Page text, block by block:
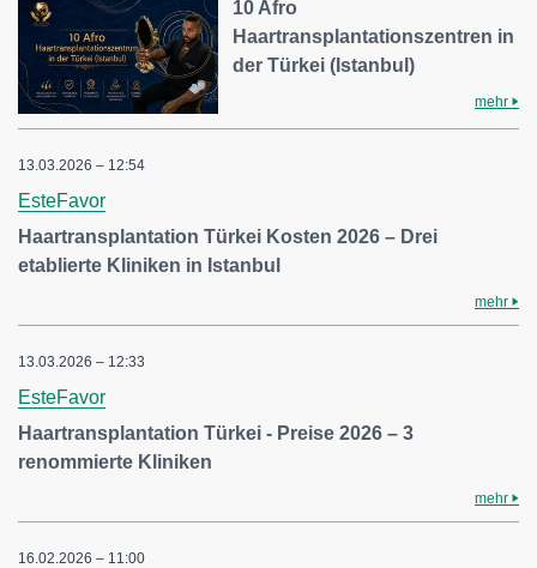
10 Afro
Haartransplantationszentren in
der Türkei (Istanbul)
mehr
13.03.2026 – 12:54
EsteFavor
Haartransplantation Türkei Kosten 2026 – Drei
etablierte Kliniken in Istanbul
mehr
13.03.2026 – 12:33
EsteFavor
Haartransplantation Türkei - Preise 2026 – 3
renommierte Kliniken
mehr
16.02.2026 – 11:00